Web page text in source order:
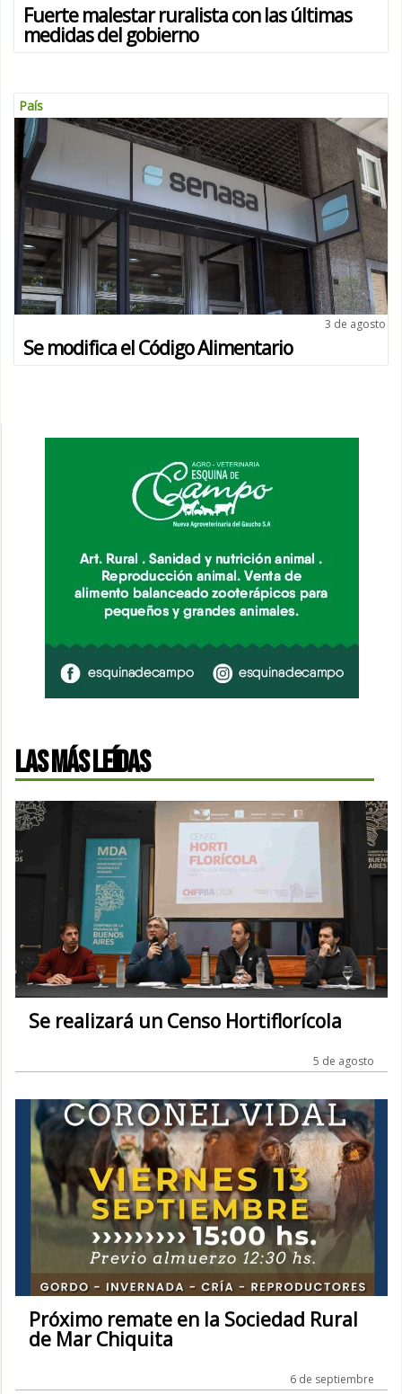
Fuerte malestar ruralista con las últimas
medidas del gobierno
País
3 de agosto
Se modifica el Código Alimentario
LAS MÁS LEÍDAS
Se realizará un Censo Hortiflorícola
5 de agosto
Próximo remate en la Sociedad Rural
de Mar Chiquita
6 de septiembre